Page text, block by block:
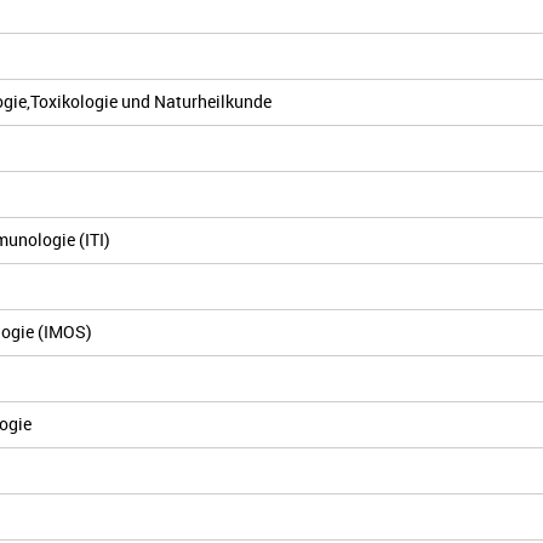
und Naturheilkunde
(ITI)
(IMOS)